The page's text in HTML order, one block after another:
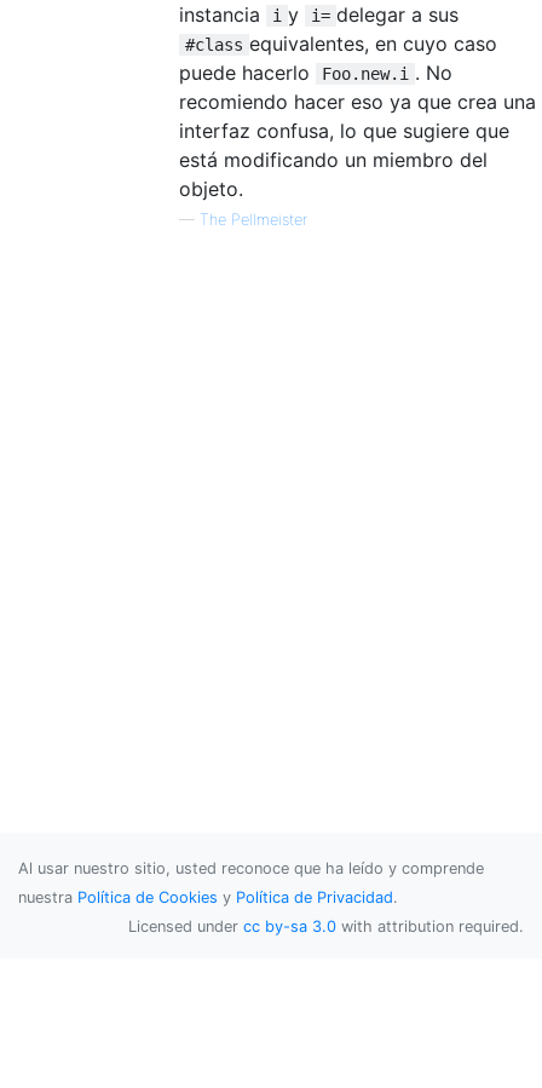
instancia
i y i= delegar a sus
#class equivalentes, en cuyo caso
puede hacerlo
Foo.new.i . No
recomiendo hacer eso ya que crea una
interfaz confusa, lo que sugiere que
está modificando un miembro del
objeto.
— The Pellmeister
Al usar nuestro sitio, usted reconoce que ha leído y comprende
nuestra Política de Cookies y Política de Privacidad.
Licensed under cc by-sa 3.0 with attribution required.